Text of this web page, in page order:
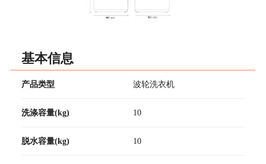
基本信息
产品类型 波轮洗衣机
洗涤容量(kg) 10
脱水容量(kg) 10